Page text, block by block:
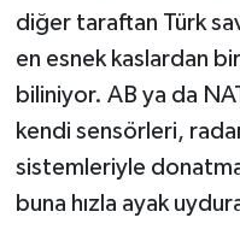
diğer taraftan Türk
en esnek kaslardan
biliniyor. AB ya da
kendi sensörleri,
sistemleriyle
buna hızla ayak